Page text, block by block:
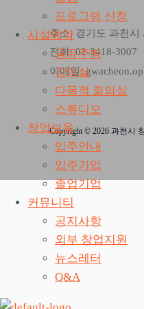
프로그램 신청
시설예약
공유주방
강의실
다목적 회의실
스튜디오
창업보육
입주안내
입주기업
졸업기업
커뮤니티
공지사항
외부 창업지원
뉴스레터
Q&A
주소: 경기도 과천시
전화: 02-3418-3007
이메일:
Copyright © 2026 과천시